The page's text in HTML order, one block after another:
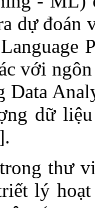
dự
với
dữ
thư
lý